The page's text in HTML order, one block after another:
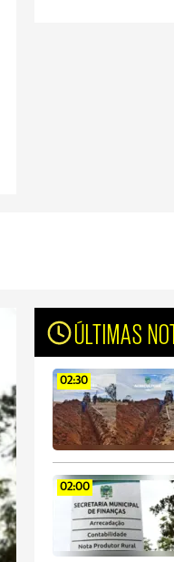
ÚLTIMAS
02:30
02:00